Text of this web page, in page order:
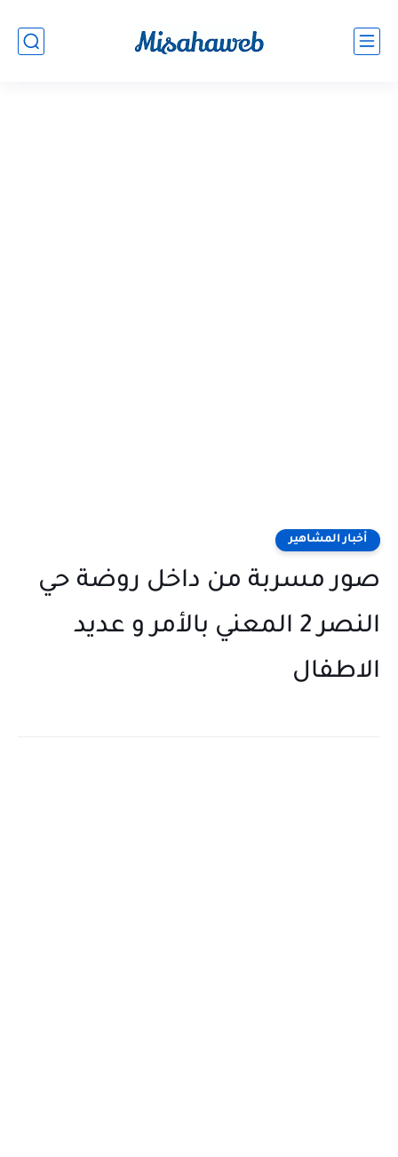
أخبار المشاهير
صور مسربة من داخل روضة حي
النصر 2 المعني بالأمر و عديد
الاطفال